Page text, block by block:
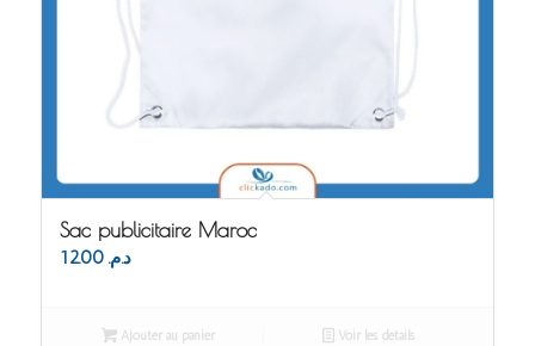
Sac publicitaire Maroc
د.م. 12.00
Ajouter au panier Voir les détails